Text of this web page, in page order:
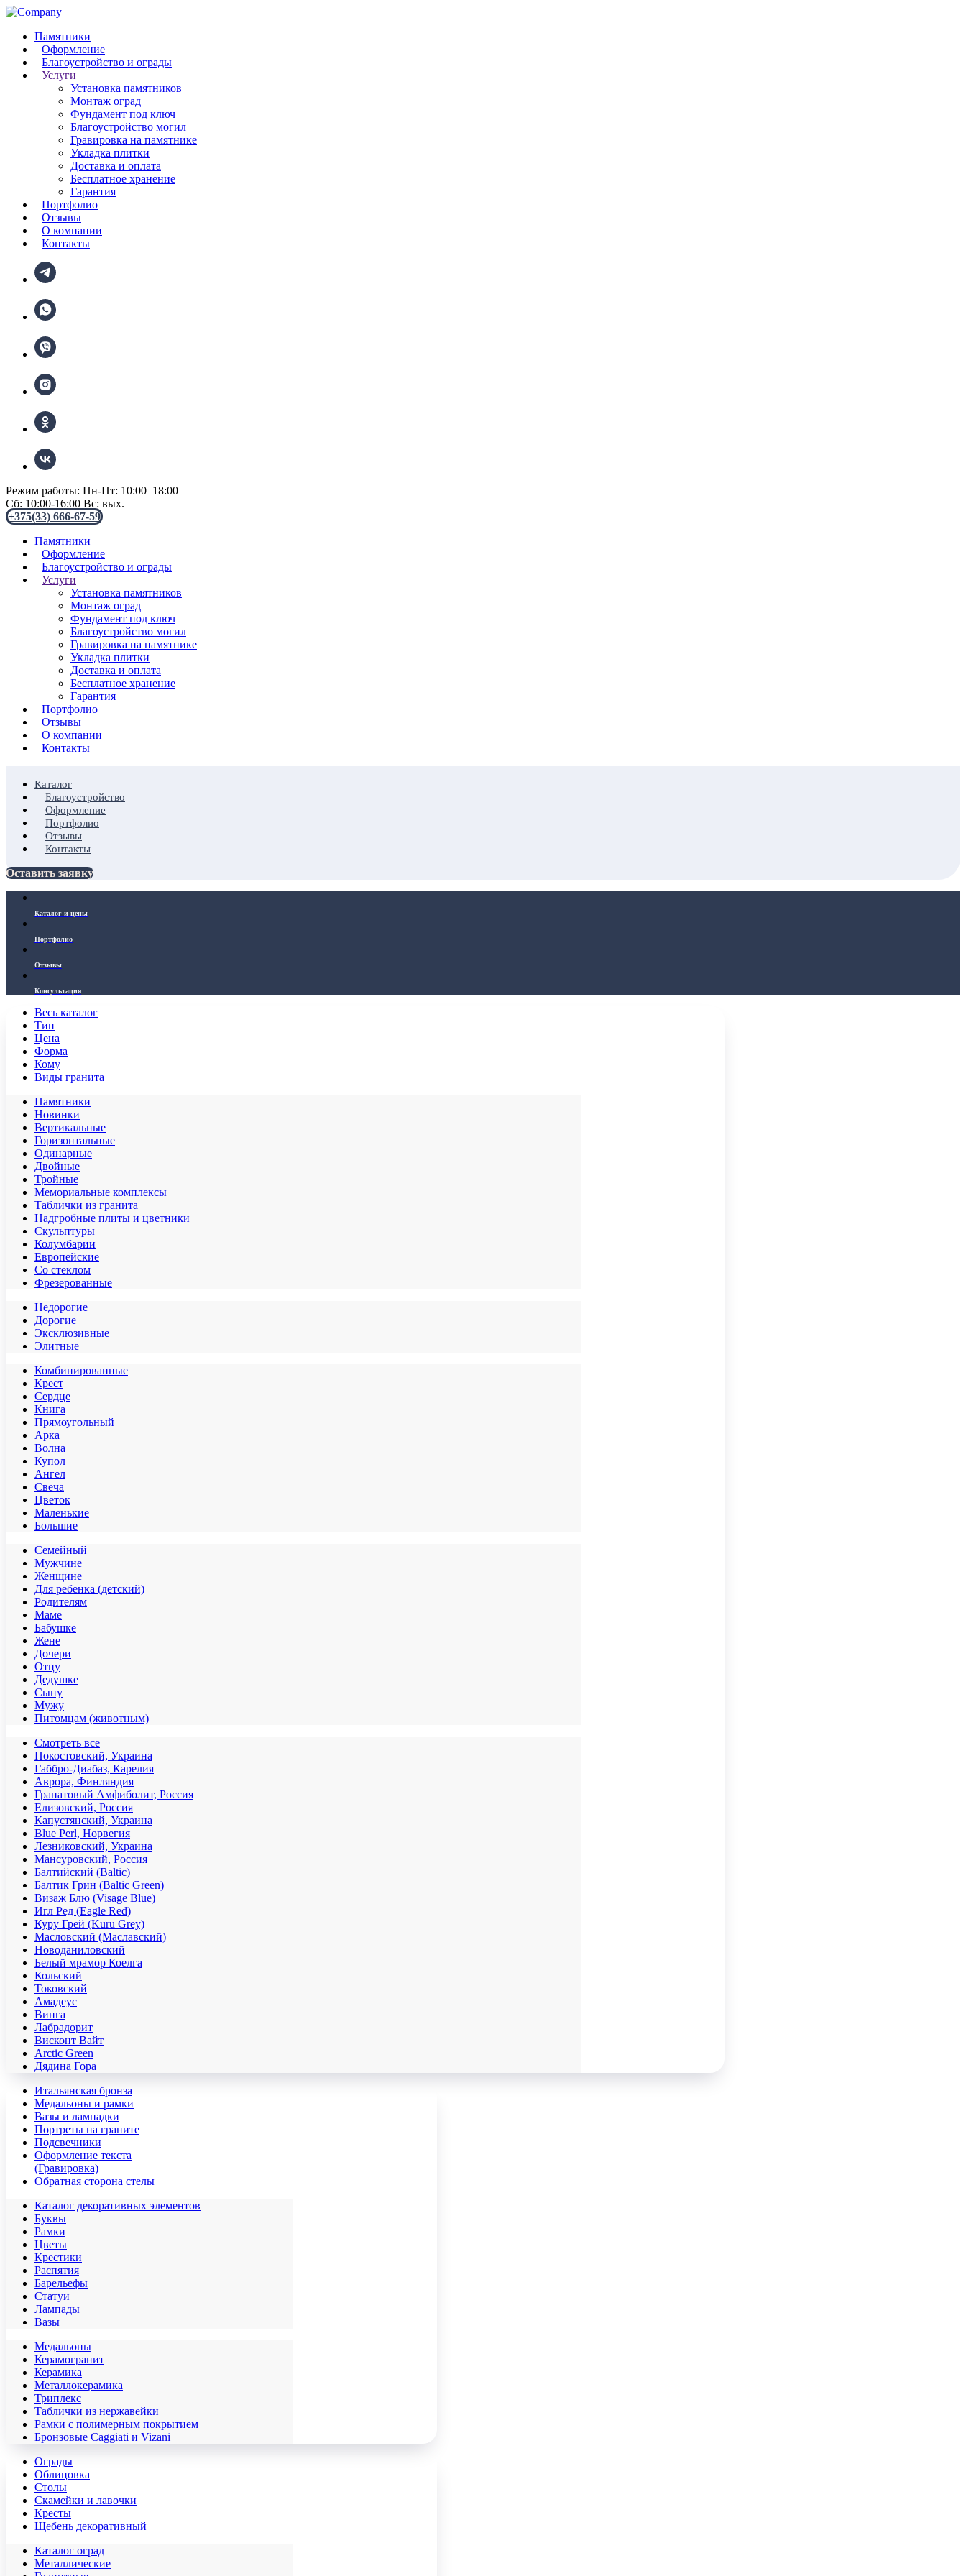
Памятники
Оформление
Благоустройство и ограды
Услуги
Установка памятников
Монтаж оград
Фундамент под ключ
Благоустройство могил
Гравировка на памятнике
Укладка плитки
Доставка и оплата
Бесплатное хранение
Гарантия
Портфолио
Отзывы
О компании
Контакты
Режим работы: Пн-Пт: 10:00–18:00
Сб: 10:00-16:00 Вс: вых.
+375(33) 666-67-59
Памятники
Оформление
Благоустройство и ограды
Услуги
Установка памятников
Монтаж оград
Фундамент под ключ
Благоустройство могил
Гравировка на памятнике
Укладка плитки
Доставка и оплата
Бесплатное хранение
Гарантия
Портфолио
Отзывы
О компании
Контакты
Каталог
Благоустройство
Оформление
Портфолио
Отзывы
Контакты
Оставить заявку
Каталог и цены
Портфолио
Отзывы
Консультация
Весь каталог
Тип
Цена
Форма
Кому
Виды гранита
Памятники
Новинки
Вертикальные
Горизонтальные
Одинарные
Двойные
Тройные
Мемориальные комплексы
Таблички из гранита
Надгробные плиты и цветники
Скульптуры
Колумбарии
Европейские
Со стеклом
Фрезерованные
Недорогие
Дорогие
Эксклюзивные
Элитные
Комбинированные
Крест
Сердце
Книга
Прямоугольный
Арка
Волна
Купол
Ангел
Свеча
Цветок
Маленькие
Большие
Семейный
Мужчине
Женщине
Для ребенка (детский)
Родителям
Маме
Бабушке
Жене
Дочери
Отцу
Дедушке
Сыну
Мужу
Питомцам (животным)
Смотреть все
Покостовский, Украина
Габбро-Диабаз, Карелия
Аврора, Финляндия
Гранатовый Амфиболит, Россия
Елизовский, Россия
Капустянский, Украина
Blue Perl, Норвегия
Лезниковский, Украина
Мансуровский, Россия
Балтийский (Baltic)
Балтик Грин (Baltic Green)
Визаж Блю (Visage Blue)
Игл Ред (Eagle Red)
Куру Грей (Kuru Grey)
Масловский (Маславский)
Новоданиловский
Белый мрамор Коелга
Кольский
Токовский
Амадеус
Винга
Лабрадорит
Висконт Вайт
Аrctic Green
Дядина Гора
Итальянская бронза
Медальоны и рамки
Вазы и лампадки
Портреты на граните
Подсвечники
Оформление текста
(Гравировка)
Обратная сторона стелы
Каталог декоративных элементов
Буквы
Рамки
Цветы
Крестики
Распятия
Барельефы
Статуи
Лампады
Вазы
Медальоны
Керамогранит
Керамика
Металлокерамика
Триплекс
Таблички из нержавейки
Рамки с полимерным покрытием
Бронзовые Caggiati и Vizani
Ограды
Облицовка
Столы
Скамейки и лавочки
Кресты
Щебень декоративный
Каталог оград
Металлические